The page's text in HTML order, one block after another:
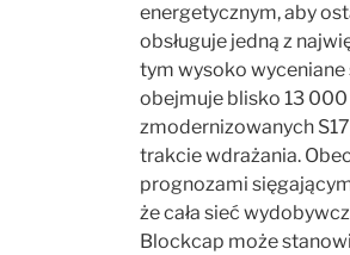
energetycznym, aby
obsługuje jedną z
tym wysoko
obejmuje blisko 13
zmodernizowanych
trakcie wdrażania.
prognozami
że cała sieć
Blockcap może